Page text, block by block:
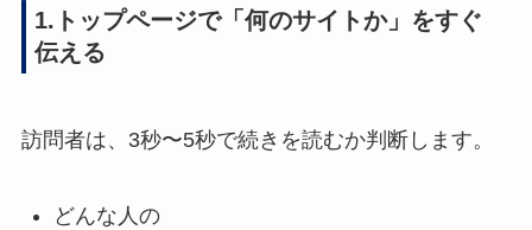
1.トップページで「何のサイトか」をすぐ
伝える
訪問者は、3秒〜5秒で続きを読むか判断します。
どんな人の